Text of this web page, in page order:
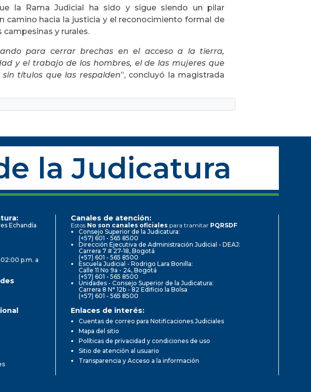
la Rama Judicial ha sido y sigue siendo un pilar
camino hacia la justicia y el reconocimiento formal de
campesinas y rurales.
para cerrar brechas en el acceso a la tierra,
y el trabajo de los hombres, el de las mujeres que
títulos que las respalden”, concluyó la magistrada
la Judicatura
Echandía
p.m. a
Canales de atención:
Estos No son canales oficiales para tramitar PQRSDF
Consejo Superior de la Judicatura:
(+57) 601 - 565 8500
Dirección Ejecutiva de Administración Judicial - DEAJ:
Carrera 7 # 27-18, Bogotá
(+57) 601 - 565 8500
Escuela Judicial - Rodrigo Lara Bonilla:
Calle 11 No 9a - 24, Bogotá
(+57) 601 - 565 8500
Unidades - Consejo Superior de la Judicatura:
Carrera 8 N° 12b - 82 Edificio la Bolsa
(+57) 601 - 565 8500
Enlaces de interés:
Cuentas de correo para Notificaciones Judiciales
Mapa del sitio
Políticas de privacidad y condiciones de uso
Sitio de atención al usuario
Transparencia y Acceso a la información